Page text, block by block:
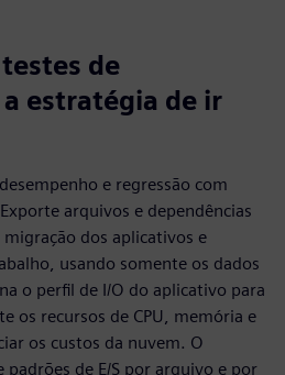
de
estratégia de ir
e regressão com
arquivos e dependências
dos aplicativos e
usando somente os dados
o perfil de I/O do aplicativo para
os recursos de CPU, memória e
os custos da nuvem. O
padrões de E/S por arquivo e por